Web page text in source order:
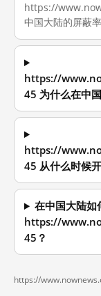
https://
中国大陆的屏蔽率
https://
45 为什么在中
https://
45 从什么时候
在中国大陆如
https://
45？
https://